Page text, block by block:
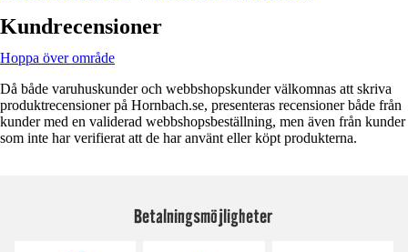
Kundrecensioner
Hoppa över område
Då både varuhuskunder och webbshopskunder välkomnas att skriva
produktrecensioner på Hornbach.se, presenteras recensioner både från
kunder med en validerad webbshopsbeställning, men även från kunder
som inte har verifierat att de har använt eller köpt produkterna.
Betalningsmöjligheter